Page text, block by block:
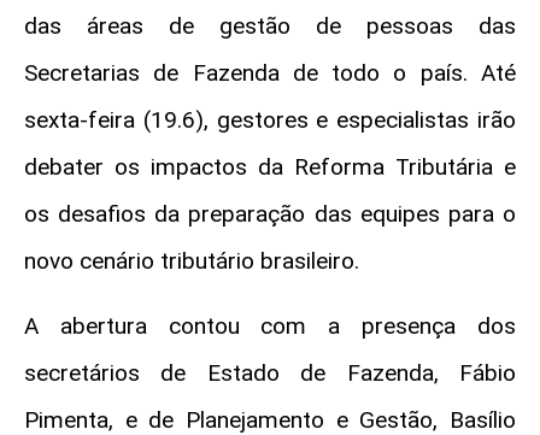
das áreas de gestão de pessoas das
Secretarias de Fazenda de todo o país. Até
sexta-feira (19.6), gestores e especialistas irão
debater os impactos da Reforma Tributária e
os desafios da preparação das equipes para o
novo cenário tributário brasileiro.
A abertura contou com a presença dos
secretários de Estado de Fazenda, Fábio
Pimenta, e de Planejamento e Gestão, Basílio